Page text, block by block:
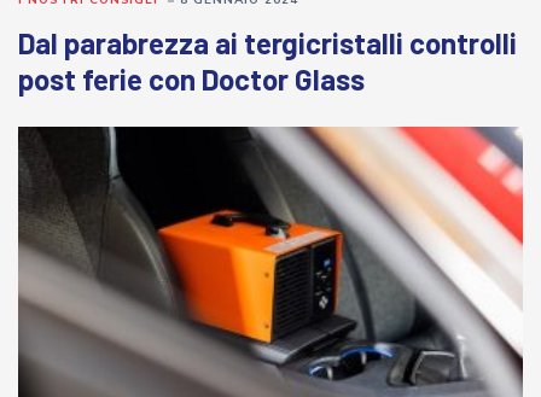
Dal parabrezza ai tergicristalli controlli
post ferie con Doctor Glass